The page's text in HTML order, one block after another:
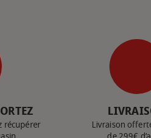
récupérer
Livraison